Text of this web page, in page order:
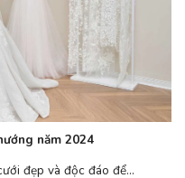
năm 2024
đẹp và độc đáo để...